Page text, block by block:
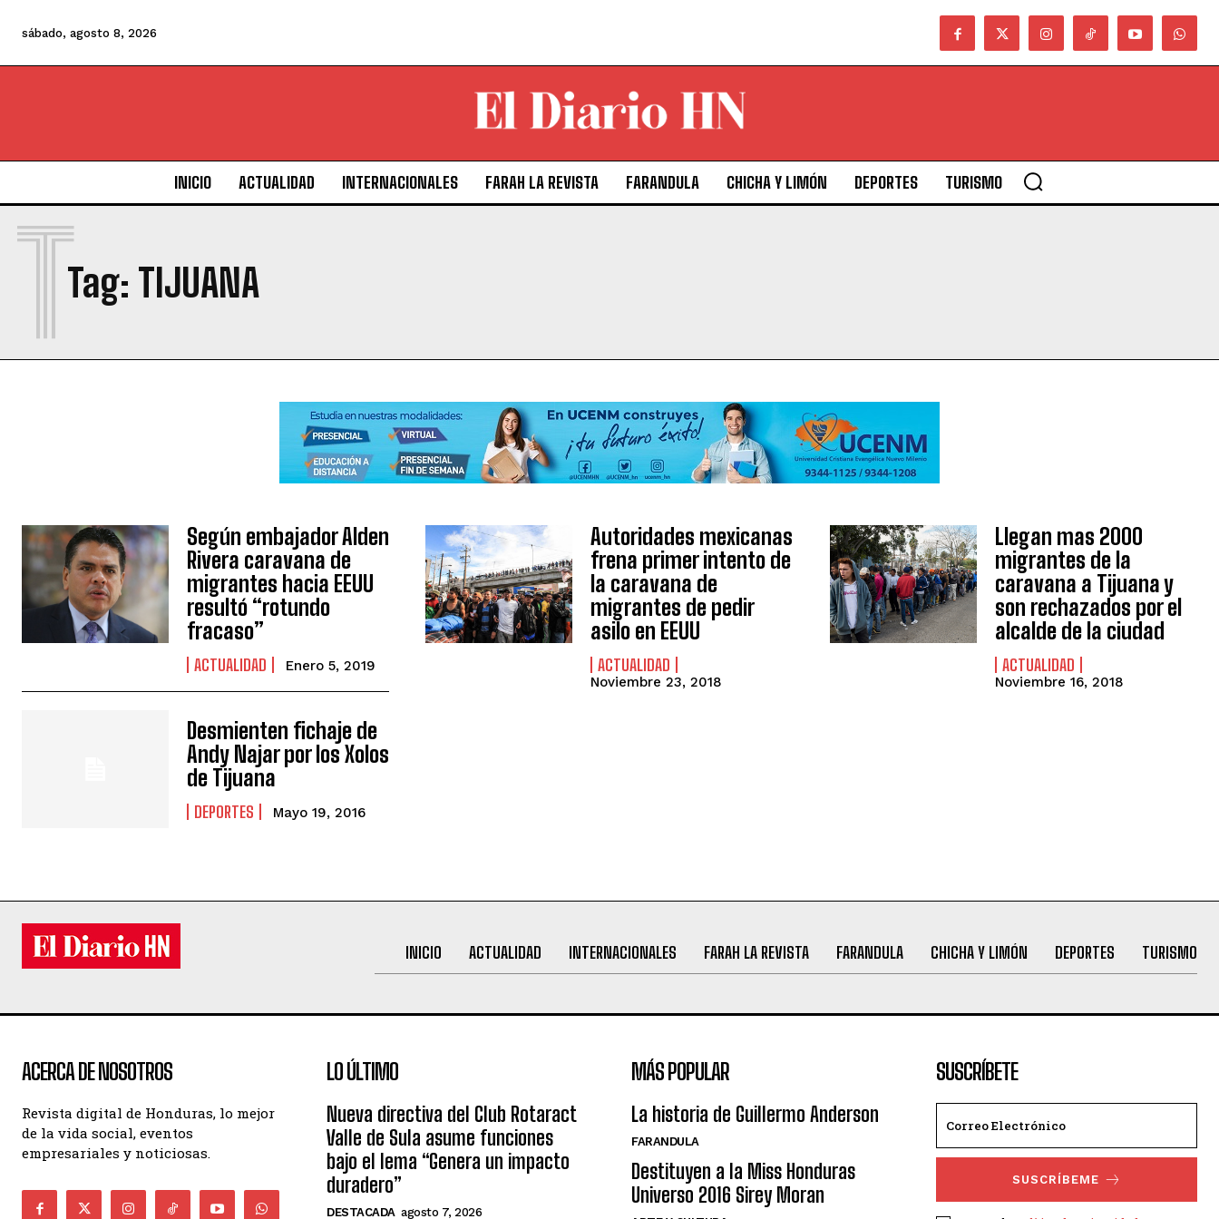
sábado, agosto 8, 2026
INICIO ACTUALIDAD INTERNACIONALES FARAH LA REVISTA FARANDULA CHICHA Y LIMÓN DEPORTES TURISMO
Tag: TIJUANA
T
Según embajador Alden
Rivera caravana de
migrantes hacia EEUU
resultó “rotundo
fracaso”
ACTUALIDAD Enero 5, 2019
Autoridades mexicanas
frena primer intento de
la caravana de
migrantes de pedir
asilo en EEUU
ACTUALIDAD
Noviembre 23, 2018
Llegan mas 2000
migrantes de la
caravana a Tijuana y
son rechazados por el
alcalde de la ciudad
ACTUALIDAD
Noviembre 16, 2018
Desmienten fichaje de
Andy Najar por los Xolos
de Tijuana
DEPORTES Mayo 19, 2016
INICIO ACTUALIDAD INTERNACIONALES FARAH LA REVISTA FARANDULA CHICHA Y LIMÓN DEPORTES TURISMO
ACERCA DE NOSOTROS
Revista digital de Honduras, lo mejor
de la vida social, eventos
empresariales y noticiosas.
LO ÚLTIMO
Nueva directiva del Club Rotaract
Valle de Sula asume funciones
bajo el lema “Genera un impacto
duradero”
DESTACADA agosto 7, 2026
MÁS POPULAR
La historia de Guillermo Anderson
FARANDULA
Destituyen a la Miss Honduras
Universo 2016 Sirey Moran
SUSCRÍBETE
SUSCRÍBEME